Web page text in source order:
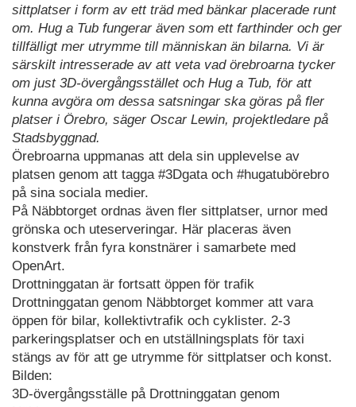
sittplatser i form av ett träd med bänkar placerade runt
om. Hug a Tub fungerar även som ett farthinder och ger
tillfälligt mer utrymme till människan än bilarna. Vi är
särskilt intresserade av att veta vad örebroarna tycker
om just 3D-övergångsstället och Hug a Tub, för att
kunna avgöra om dessa satsningar ska göras på fler
platser i Örebro, säger Oscar Lewin, projektledare på
Stadsbyggnad.
Örebroarna uppmanas att dela sin upplevelse av
platsen genom att tagga #3Dgata och #hugatubörebro
på sina sociala medier.
På Näbbtorget ordnas även fler sittplatser, urnor med
grönska och uteserveringar. Här placeras även
konstverk från fyra konstnärer i samarbete med
OpenArt.
Drottninggatan är fortsatt öppen för trafik
Drottninggatan genom Näbbtorget kommer att vara
öppen för bilar, kollektivtrafik och cyklister. 2-3
parkeringsplatser och en utställningsplats för taxi
stängs av för att ge utrymme för sittplatser och konst.
Bilden:
3D-övergångsställe på Drottninggatan genom